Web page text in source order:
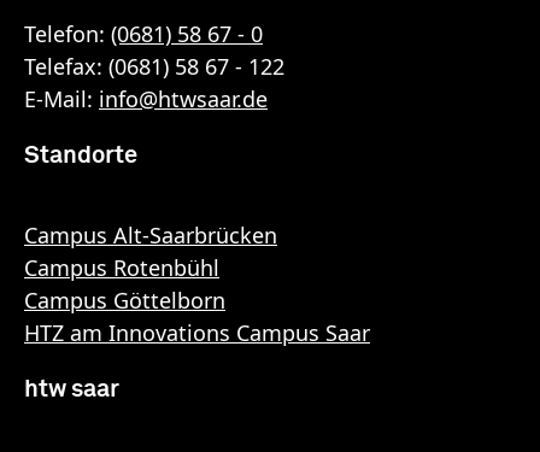
Telefon: (0681) 58 67 - 0
Telefax: (0681) 58 67 - 122
E-Mail: info@htwsaar.de
Standorte
Campus Alt-Saarbrücken
Campus Rotenbühl
Campus Göttelborn
HTZ am Innovations Campus Saar
htw saar